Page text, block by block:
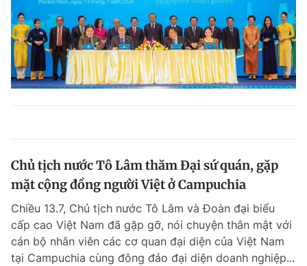
Chủ tịch nước Tô Lâm thăm Đại sứ quán, gặp
mặt cộng đồng người Việt ở Campuchia
Chiều 13.7, Chủ tịch nước Tô Lâm và Đoàn đại biểu
cấp cao Việt Nam đã gặp gỡ, nói chuyện thân mật với
cán bộ nhân viên các cơ quan đại diện của Việt Nam
tại Campuchia cùng đông đảo đại diện doanh nghiệp...